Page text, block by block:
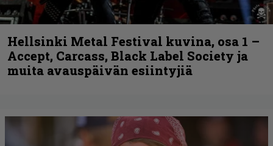
Hellsinki Metal Festival kuvina, osa 1 –
Accept, Carcass, Black Label Society ja
muita avauspäivän esiintyjiä